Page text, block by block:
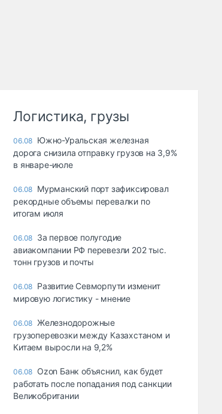
Логистика, грузы
06.08 Южно-Уральская железная
дорога снизила отправку грузов на 3,9%
в январе-июле
06.08 Мурманский порт зафиксировал
рекордные объемы перевалки по
итогам июля
06.08 За первое полугодие
авиакомпании РФ перевезли 202 тыс.
тонн грузов и почты
06.08 Развитие Севморпути изменит
мировую логистику - мнение
06.08 Железнодорожные
грузоперевозки между Казахстаном и
Китаем выросли на 9,2%
06.08 Ozon Банк объяснил, как будет
работать после попадания под санкции
Великобритании